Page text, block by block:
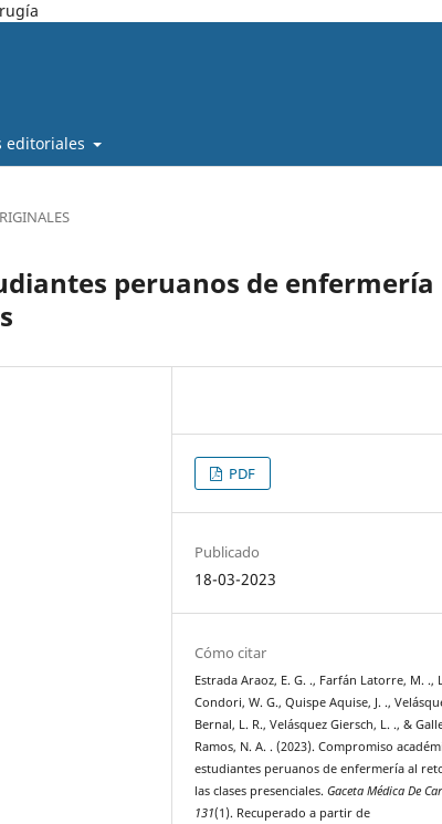
editoriales
peruanos de enfermería
PDF
Publicado
18-03-2023
Cómo citar
Estrada Araoz, E. G. ., Farfán Latorre, M. .,
Condori, W. G., Quispe Aquise, J. .,
Bernal, L. R., Velásquez Giersch, L. ., &
Ramos, N. A. . (2023). Compromiso
estudiantes peruanos de enfermería al
las clases presenciales.Gaceta Médica De
131(1). Recuperado a partir de